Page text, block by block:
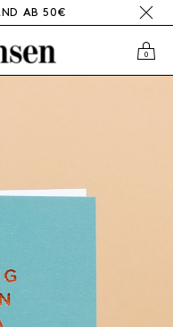
AB 50€
0